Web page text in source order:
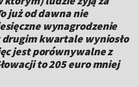
już od dawna nie
wynagrodzenie
kwartale wyniosło
jest porównywalne z
to 205 euro mniej